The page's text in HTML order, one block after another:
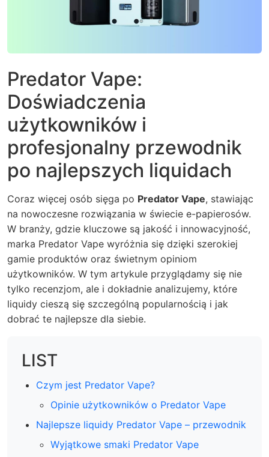
Predator Vape:
Doświadczenia
użytkowników i
profesjonalny przewodnik
po najlepszych liquidach
Coraz więcej osób sięga po Predator Vape, stawiając
na nowoczesne rozwiązania w świecie e-papierosów.
W branży, gdzie kluczowe są jakość i innowacyjność,
marka Predator Vape wyróżnia się dzięki szerokiej
gamie produktów oraz świetnym opiniom
użytkowników. W tym artykule przyglądamy się nie
tylko recenzjom, ale i dokładnie analizujemy, które
liquidy cieszą się szczególną popularnością i jak
dobrać te najlepsze dla siebie.
LIST
Czym jest Predator Vape?
Opinie użytkowników o Predator Vape
Najlepsze liquidy Predator Vape – przewodnik
Wyjątkowe smaki Predator Vape